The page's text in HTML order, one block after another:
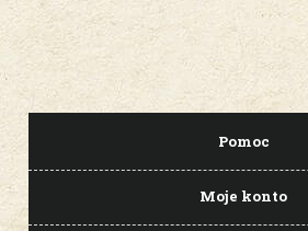
Pomoc
Moje konto